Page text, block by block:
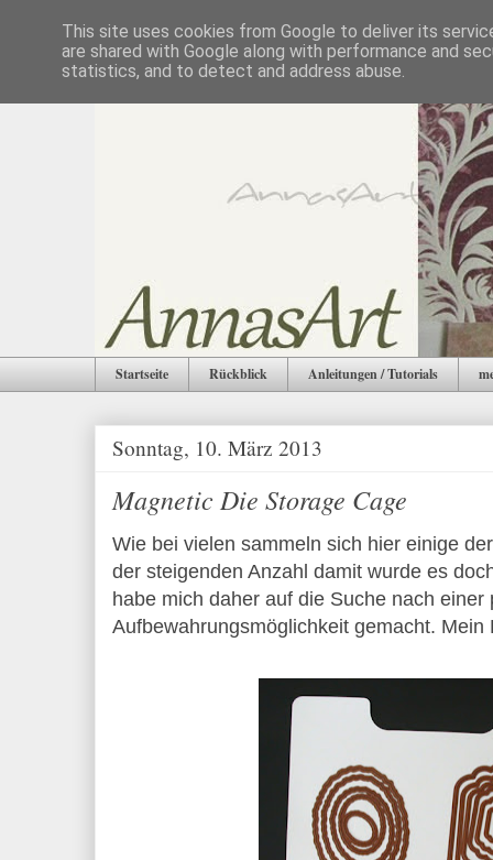
Startseite Rückblick Anleitungen / Tutorials
Sonntag, 10. März 2013
Magnetic Die Storage Cage
Wie bei vielen sammeln sich hier einige
der steigenden Anzahl damit wurde es
habe mich daher auf die Suche nach einer
Aufbewahrungsmöglichkeit gemacht.
This site uses cookies from Google to deliver its
are shared with Google along with performance and
statistics, and to detect and address abuse.